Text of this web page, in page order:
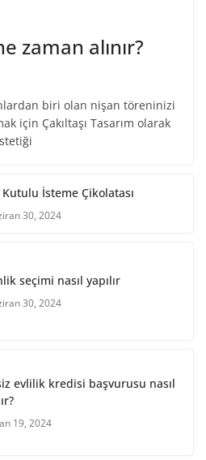
zaman alınır?
biri olan nişan töreninizi
için Çakıltaşı Tasarım olarak
Kutulu İsteme Çikolatası
30, 2024
seçimi nasıl yapılır
30, 2024
evlilik kredisi başvurusu nasıl
19, 2024